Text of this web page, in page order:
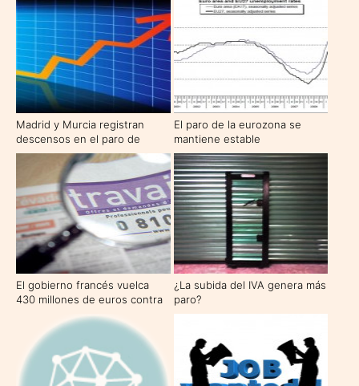
Madrid y Murcia registran
descensos en el paro de
octubre
El paro de la eurozona se
mantiene estable
El gobierno francés vuelca
430 millones de euros contra
¿La subida del IVA genera más
paro?